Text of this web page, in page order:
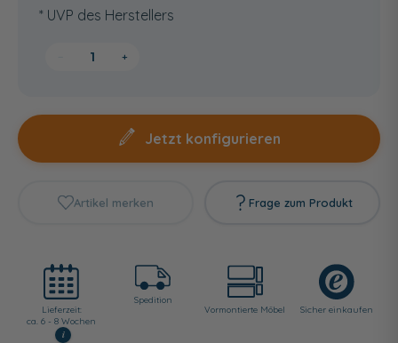
* UVP des Herstellers
+
Jetzt konfigurieren
Artikel merken Frage zum Produkt
Lieferzeit:
ca. 6 - 8 Wochen
i
Spedition
Vormontierte Möbel
Sicher einkaufen